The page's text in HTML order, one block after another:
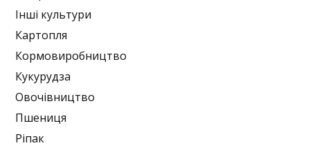
Інші культури
Картопля
Кормовиробництво
Кукурудза
Овочівництво
Пшениця
Ріпак